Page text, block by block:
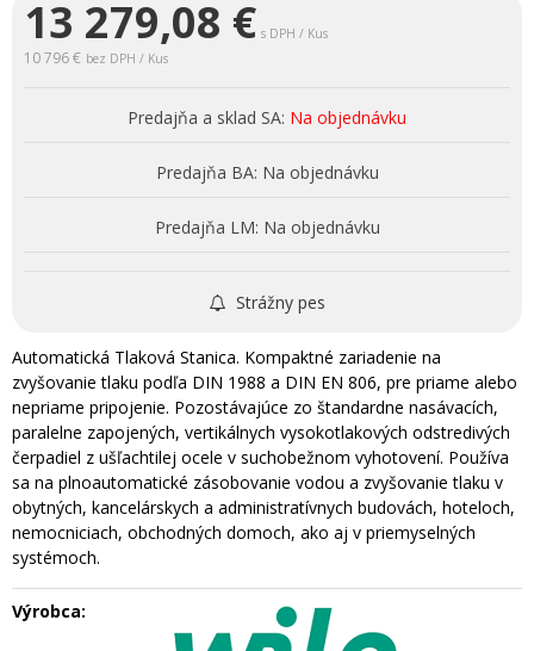
13 279,08 € s DPH / Kus
10 796 € bez DPH / Kus
Predajňa a sklad SA: Na objednávku
Predajňa BA: Na objednávku
Predajňa LM: Na objednávku
Strážny pes
Automatická Tlaková Stanica. Kompaktné zariadenie na
zvyšovanie tlaku podľa DIN 1988 a DIN EN 806, pre priame alebo
nepriame pripojenie. Pozostávajúce zo štandardne nasávacích,
paralelne zapojených, vertikálnych vysokotlakových odstredivých
čerpadiel z ušľachtilej ocele v suchobežnom vyhotovení. Používa
sa na plnoautomatické zásobovanie vodou a zvyšovanie tlaku v
obytných, kancelárskych a administratívnych budovách, hoteloch,
nemocniciach, obchodných domoch, ako aj v priemyselných
systémoch.
Výrobca: